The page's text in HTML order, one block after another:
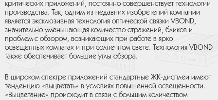
критических приложений, постоянно совершенствует технологии
производства. Так, одним из недавних изобретений компании
является эксклюзивная технология оптической связки VBOND,
значительно уменьшающая количество отражений, бликов и
проблем с обзором, возникающих при работе в ярко
освещенных комнатах и при солнечном свете. Технология VBOND
также обеспечивает большие углы обзора.
В широком спектре приложений стандартные ЖК-дисплеи имеют
тенденцию «выцветать» в условиях повышенной освещенности.
«Выцветание» происходит в связи с большим количеством